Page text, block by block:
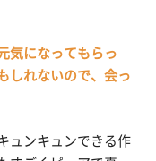
気になってもらっ
しれないので、会っ
ュンキュンできる作